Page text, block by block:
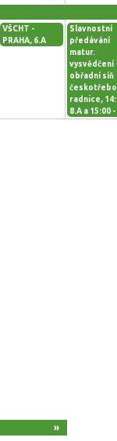
VŠCHT -
PRAHA, 6.A
Slavnostní
předávání
matur.
vysvědčení
obřadní síň
radnice,
8.A a 15:00 -
»